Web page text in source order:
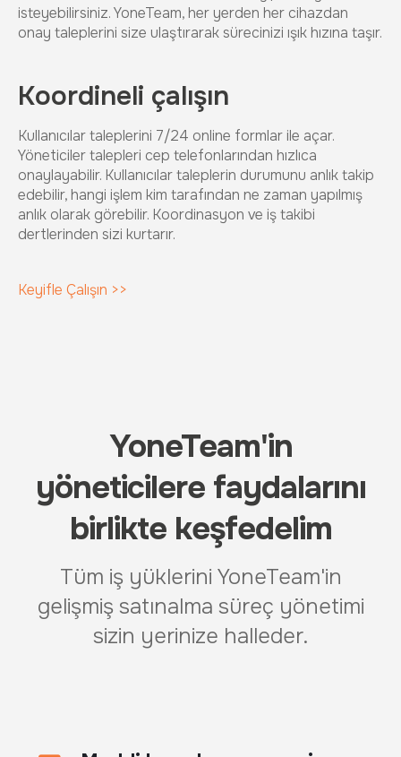
isteyebilirsiniz. YoneTeam, her yerden her cihazdan
onay taleplerini size ulaştırarak sürecinizi ışık hızına taşır.
Koordineli çalışın
Kullanıcılar taleplerini 7/24 online formlar ile açar.
Yöneticiler talepleri cep telefonlarından hızlıca
onaylayabilir. Kullanıcılar taleplerin durumunu anlık takip
edebilir, hangi işlem kim tarafından ne zaman yapılmış
anlık olarak görebilir. Koordinasyon ve iş takibi
dertlerinden sizi kurtarır.
Keyifle Çalışın >>
YoneTeam'in
yöneticilere faydalarını
birlikte keşfedelim
Tüm iş yüklerini YoneTeam'in
gelişmiş satınalma süreç yönetimi
sizin yerinize halleder.